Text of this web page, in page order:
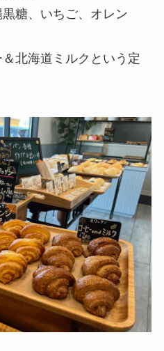
糖、いちご、オレン
北海道ミルクという定